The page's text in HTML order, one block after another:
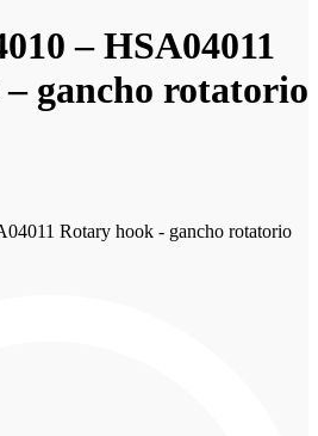
– HSA04011
gancho rotatorio
Rotary hook - gancho rotatorio